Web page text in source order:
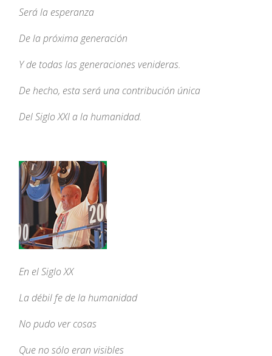
Será la esperanza
De la próxima generación
Y de todas las generaciones venideras.
De hecho, esta será una contribución única
Del Siglo XXI a la humanidad.
En el Siglo XX
La débil fe de la humanidad
No pudo ver cosas
Que no sólo eran visibles